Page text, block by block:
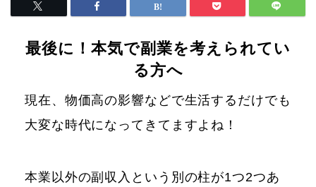
最後に！本気で副業を考えられてい
る方へ
現在、物価高の影響などで生活するだけでも
大変な時代になってきてますよね！
本業以外の副収入という別の柱が1つ2つあ